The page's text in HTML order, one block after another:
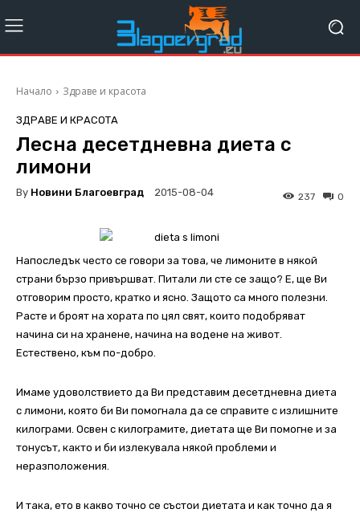
Начало Здраве и красота
ЗДРАВЕ И КРАСОТА
Лесна десетдневна диета с
лимони
By Новини Благоевград 2015-08-04 0
237
Напоследък често се говори за това, че лимоните в някой
страни бързо привършват. Питали ли сте се защо? Е, ще Ви
отговорим просто, кратко и ясно. Защото са много полезни.
Расте и броят на хората по цял свят, които подобряват
начина си на хранене, начина на водене на живот.
Естествено, към по-добро.
Имаме удоволствието да Ви представим десетдневна диета
с лимони, която би Ви помогнала да се справите с излишните
килограми. Освен с килограмите, диетата ще Ви помогне и за
тонусът, както и би излекувала някой проблеми и
неразположения.
И така, ето в какво точно се състои диетата и как точно да я